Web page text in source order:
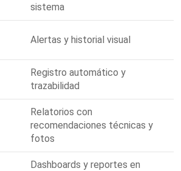
sistema
Alertas y historial visual
Registro automático y
trazabilidad
Relatorios con
recomendaciones técnicas y
fotos
Dashboards y reportes en